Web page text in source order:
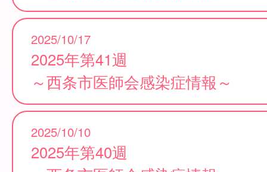
2025/10/17
2025年第41週
～西条市医師会感染症情報～
2025/10/10
2025年第40週